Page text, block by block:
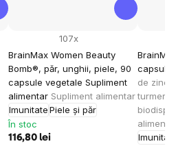
BrainMax Women Beauty
Bomb®, păr, unghii, piele, 90
capsule vegetale Supliment
alimentar Supliment alimentar
ImunitatePiele și păr
107x
În stoc
116,80 lei
BrainMax
capsule
de zinc,
turmeric
alimentar
Imunitate